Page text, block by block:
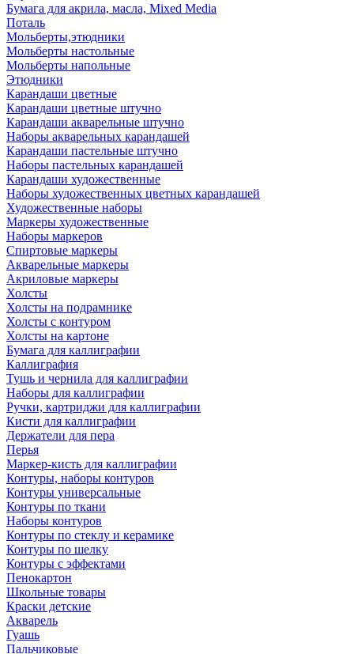
Бумага для акрила, масла, Mixed Media
Поталь
Мольберты,этюдники
Мольберты настольные
Мольберты напольные
Этюдники
Карандаши цветные
Карандаши цветные штучно
Карандаши акварельные штучно
Наборы акварельных карандашей
Карандаши пастельные штучно
Наборы пастельных карандашей
Карандаши художественные
Наборы художественных цветных карандашей
Художественные наборы
Маркеры художественные
Наборы маркеров
Спиртовые маркеры
Акварельные маркеры
Акриловые маркеры
Холсты
Холсты на подрамнике
Холсты с контуром
Холсты на картоне
Бумага для каллиграфии
Каллиграфия
Тушь и чернила для каллиграфии
Наборы для каллиграфии
Ручки, картриджи для каллиграфии
Кисти для каллиграфии
Держатели для пера
Перья
Маркер-кисть для каллиграфии
Контуры, наборы контуров
Контуры универсальные
Контуры по ткани
Наборы контуров
Контуры по стеклу и керамике
Контуры по шелку
Контуры с эффектами
Пенокартон
Школьные товары
Краски детские
Акварель
Гуашь
Пальчиковые